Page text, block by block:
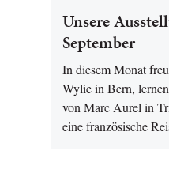
Unsere
September
In diesem Monat
Wylie in Bern,
von Marc Aurel in
eine französische